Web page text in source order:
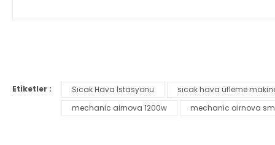
Ürün resmi kalitesiz, bozuk veya görüntülenemiyor.
Ürün açıklamasında eksik bilgiler bulunuyor.
Etiketler : Sıcak Hava İstasyonu sıcak hava üfleme
mechanic airnova 1200w
mechanic airnova